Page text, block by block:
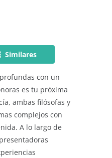
Similares
con un
es tu próxima
ambas filósofas y
complejos con
A lo largo de